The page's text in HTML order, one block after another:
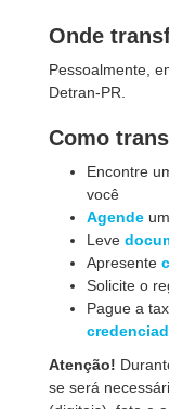
Onde
Pessoalmente,
Detran-PR.
Como
Encontre
você
Agende
Leve
Apresente
Solicite o
Pague a
Atenção!
se será